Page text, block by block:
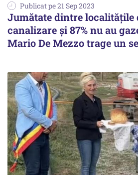
Publicat pe 21 Sep 2023
Jumătate dintre localitățile
canalizare și 87% nu au
Mario De Mezzo trage un